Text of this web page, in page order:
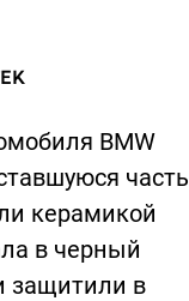
BMW
часть
керамикой
в черный
защитили в